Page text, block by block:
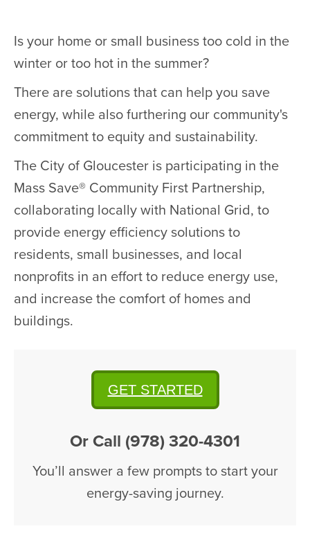
Is your home or small business too cold in the
winter or too hot in the summer?
There are solutions that can help you save
energy, while also furthering our community's
commitment to equity and sustainability.
The City of Gloucester is participating in the
Mass Save® Community First Partnership,
collaborating locally with National Grid, to
provide energy efficiency solutions to
residents, small businesses, and local
nonprofits in an effort to reduce energy use,
and increase the comfort of homes and
buildings.
GET STARTED
Or Call (978) 320-4301
You’ll answer a few prompts to start your
energy-saving journey.